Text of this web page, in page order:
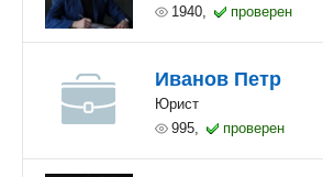
1940,
проверен
Иванов Петр
Юрист
995,
проверен